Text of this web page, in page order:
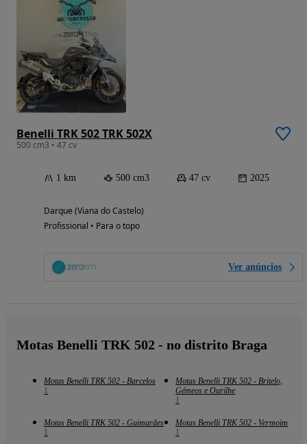
Benelli TRK 502 TRK 502X
500 cm3 • 47 cv
1 km 500 cm3 47 cv 2025
Darque (Viana do Castelo)
Profissional • Para o topo
Ver anúncios
Motas Benelli TRK 502 - no distrito Braga
Motas Benelli TRK 502 - Barcelos
1
Motas Benelli TRK 502 - Britelo,
Gémeos e Ourilhe
1
Motas Benelli TRK 502 - Guimarães
1
Motas Benelli TRK 502 - Vermoim
1